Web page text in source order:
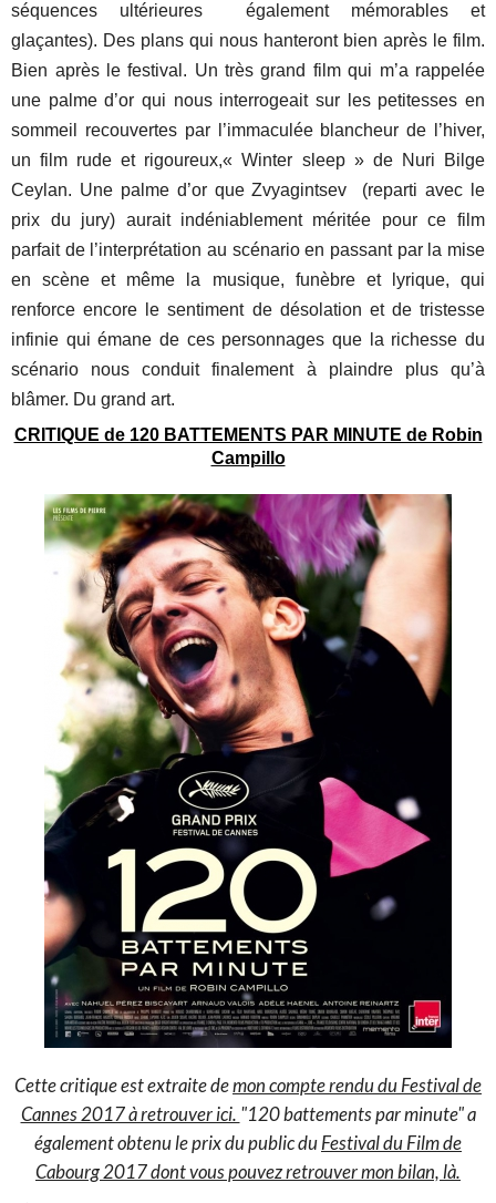
séquences ultérieures également mémorables et
glaçantes). Des plans qui nous hanteront bien après le film.
Bien après le festival. Un très grand film qui m’a rappelée
une palme d’or qui nous interrogeait sur les petitesses en
sommeil recouvertes par l’immaculée blancheur de l’hiver,
un film rude et rigoureux,« Winter sleep » de Nuri Bilge
Ceylan. Une palme d’or que Zvyagintsev (reparti avec le
prix du jury) aurait indéniablement méritée pour ce film
parfait de l’interprétation au scénario en passant par la mise
en scène et même la musique, funèbre et lyrique, qui
renforce encore le sentiment de désolation et de tristesse
infinie qui émane de ces personnages que la richesse du
scénario nous conduit finalement à plaindre plus qu’à
blâmer. Du grand art.
CRITIQUE de 120 BATTEMENTS PAR MINUTE de Robin
Campillo
Cette critique est extraite demon compte rendu du Festival de
Cannes 2017 à retrouver ici. "120 battements par minute" a
également obtenu le prix du public duFestival du Film de
Cabourg 2017 dont vous pouvez retrouver mon bilan, là.